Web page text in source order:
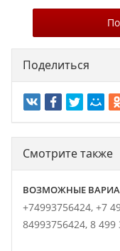
Поделиться
Смотрите также
ВОЗМОЖНЫЕ
+74993756424, +7
84993756424, 8 499